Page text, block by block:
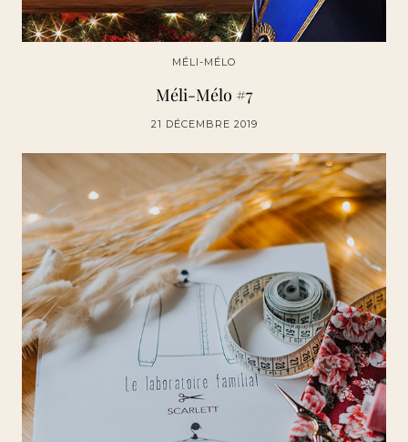
MÉLI-MÉLO
Méli-Mélo #7
21 DÉCEMBRE 2019